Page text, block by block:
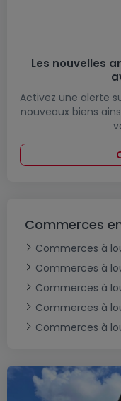
Les nouvelles
Activez une alerte
nouveaux biens
Commerces
Commerces à
Commerces à
Commerces à
Commerces à
Commerces à